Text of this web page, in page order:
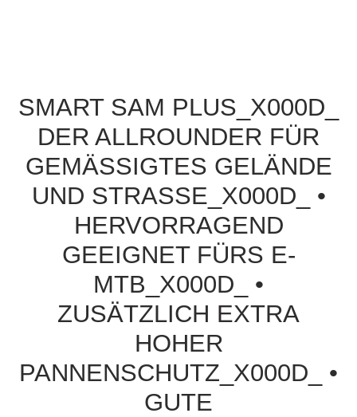
SMART SAM PLUS_X000D_
DER ALLROUNDER FÜR
GEMÄSSIGTES GELÄNDE U
ND STRASSE_X000D_ • HE
RVORRAGEND GE
EIGNET FÜRS E-MT
B_X000D_ • ZU
SÄTZLICH EXTRA HO
HER PA
NNENSCHUTZ_X000D_ • GU
TE RO